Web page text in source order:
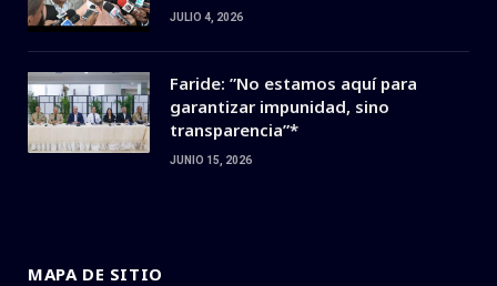
JULIO 4, 2026
Faride: ”No estamos aquí para
garantizar impunidad, sino
transparencia”*
JUNIO 15, 2026
MAPA DE SITIO